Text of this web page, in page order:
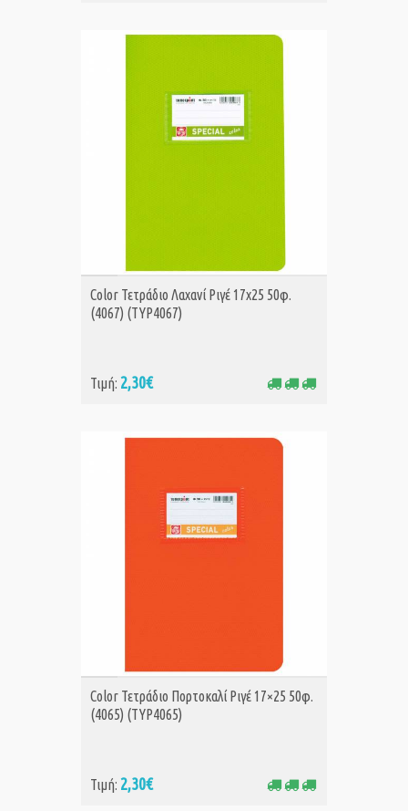
ΑΓΟΡΑ
Color Τετράδιο Λαχανί Ριγέ 17x25 50φ.
(4067) (TYP4067)
Τιμή: 2,30€
ΑΓΟΡΑ
Color Τετράδιο Πορτοκαλί Ριγέ 17×25 50φ.
(4065) (TYP4065)
Τιμή: 2,30€